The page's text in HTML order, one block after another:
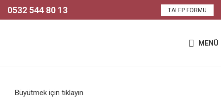
0532 544 80 13 TALEP FORMU
MENÜ
Büyütmek için tıklayın